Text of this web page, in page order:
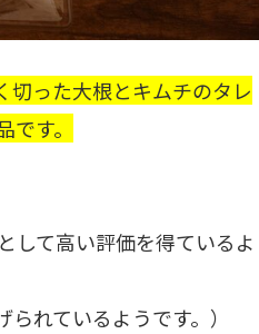
切った大根とキムチのタレ
す。
して高い評価を得ているよ
れているようです。）